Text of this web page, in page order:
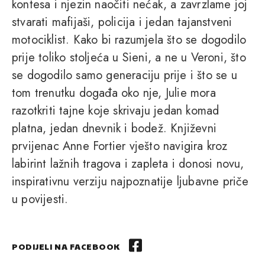
kontesa i njezin naočiti nećak, a zavrzlame joj
stvarati mafijaši, policija i jedan tajanstveni
motociklist. Kako bi razumjela što se dogodilo
prije toliko stoljeća u Sieni, a ne u Veroni, što
se dogodilo samo generaciju prije i što se u
tom trenutku događa oko nje, Julie mora
razotkriti tajne koje skrivaju jedan komad
platna, jedan dnevnik i bodež. Književni
prvijenac Anne Fortier vješto navigira kroz
labirint lažnih tragova i zapleta i donosi novu,
inspirativnu verziju najpoznatije ljubavne priče
u povijesti.
PODIJELI NA FACEBOOK